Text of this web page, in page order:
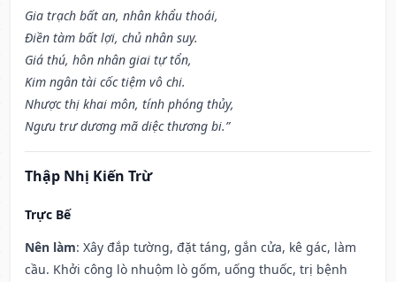
Gia trạch bất an, nhân khẩu thoái,
Điền tàm bất lợi, chủ nhân suy.
Giá thú, hôn nhân giai tự tổn,
Kim ngân tài cốc tiệm vô chi.
Nhược thị khai môn, tính phóng thủy,
Ngưu trư dương mã diệc thương bi.”
Thập Nhị Kiến Trừ
Trực Bế
Nên làm: Xây đắp tường, đặt táng, gắn cửa, kê gác, làm
cầu. Khởi công lò nhuộm lò gốm, uống thuốc, trị bệnh